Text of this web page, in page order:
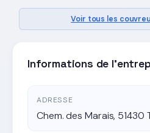
Voir tous les
Informations de
ADRESSE
Chem. des Marais, 51430